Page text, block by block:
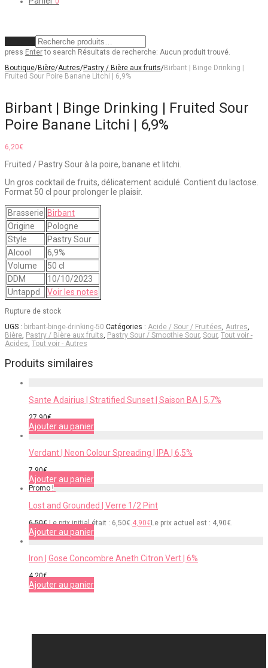
press Enterto search Résultats de recherche: Aucun produit trouvé.
Boutique/Bière/Autres/Pastry / Bière aux fruits/Birbant | Binge Drinking |
Fruited Sour Poire Banane Litchi | 6,9%
Birbant | Binge Drinking | Fruited Sour
Poire Banane Litchi | 6,9%
6,20€
Fruited / Pastry Sour à la poire, banane et litchi.
Un gros cocktail de fruits, délicatement acidulé. Contient du lactose.
Format 50 cl pour prolonger le plaisir.
Brasserie Birbant
Origine
Pologne
Style
Pastry Sour
Alcool
6,9%
Volume
50 cl
DDM
10/10/2023
Untappd
Voir les notes
Rupture de stock
UGS : birbant-binge-drinking-50 Catégories : Acide / Sour / Fruitées, Autres,
Bière, Pastry / Bière aux fruits, Pastry Sour / Smoothie Sour, Sour, Tout voir -
Acides, Tout voir - Autres
Produits similaires
Sante Adairius | Stratified Sunset | Saison BA | 5,7%
27,90€
Ajouter au panier
Verdant | Neon Colour Spreading | IPA | 6,5%
7,90€
Ajouter au panier
Promo !
Lost and Grounded | Verre 1/2 Pint
6,50€ Le prix initial était : 6,50€.4,90€Le prix actuel est : 4,90€.
Ajouter au panier
Iron | Gose Concombre Aneth Citron Vert | 6%
4,20€
Ajouter au panier